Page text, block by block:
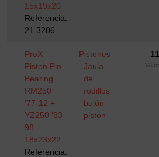
15x19x20
Referencia:
21.3206
ProX
Piston Pin
Bearing
RM250
'77-12 +
YZ250 '83-
98
18x23x22
Referencia:
Pistones
Jaula
de
rodillos
bulón
pistón
IVA